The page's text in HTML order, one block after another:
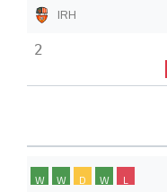
IRH
2
L
W
D
W
W